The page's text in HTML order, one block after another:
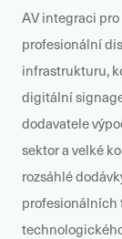
AV integraci
profesionální
infrastrukturu,
digitální
dodavatele
sektor a velké
rozsáhlé
profesionálních